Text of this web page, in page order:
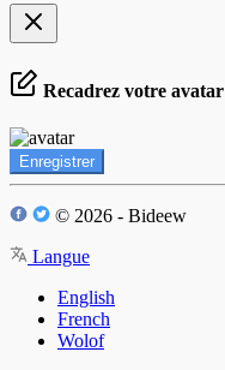
Recadrez votre avatar
Enregistrer
© 2026 - Bideew
Langue
English
French
Wolof